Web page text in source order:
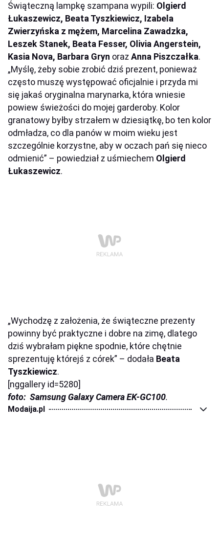
Świąteczną lampkę szampana wypili: Olgierd
Łukaszewicz, Beata Tyszkiewicz, Izabela
Zwierzyńska z mężem, Marcelina Zawadzka,
Leszek Stanek, Beata Fesser, Olivia Angerstein,
Kasia Nova, Barbara Gryn oraz Anna Piszczałka.
„Myś ę, żeby sobie zrobić dziś prezent, ponieważ
często muszę występować oficjalnie i przyda mi
się jakaś oryginalna marynarka, która wniesie
powiew świeżości do mojej garderoby. Kolor
granatowy byłby strzałem w dziesiątkę, bo ten kolor
odmładza, co dla panów w moim wieku jest
szczegó lnie korzystne, aby w oczach pań się nieco
odmienić” – powiedział z uśmiechem Olgierd
Łukaszewicz.
„Wychodzę z założenia, że świąteczne prezenty
powinny być praktyczne i dobre na zimę, dlatego
dziś wybrałam piękne spodnie, które chętnie
sprezentuję którejś z córek” – dodała Beata
Tyszkiewicz.
[nggallery id=5280]
foto: Samsung Galaxy Camera EK-GC100.
Modaija.pl